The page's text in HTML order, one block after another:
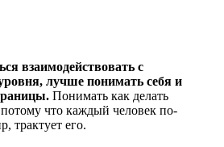
взаимодействовать с
лучше понимать себя и
Понимать как делать
что каждый человек по-
трактует его.